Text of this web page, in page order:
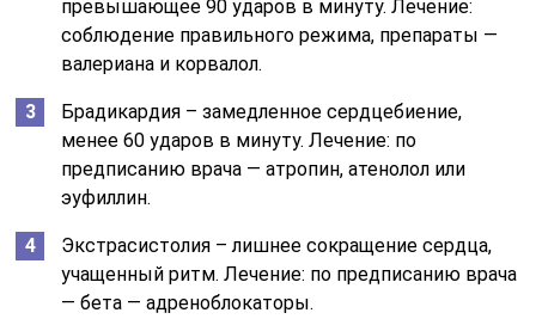
превышающее 90 ударов в минуту. Лечение:
соблюдение правильного режима, препараты —
валериана и корвалол.
Брадикардия – замедленное сердцебиение,
менее 60 ударов в минуту. Лечение: по
предписанию врача — атропин, атенолол или
эуфиллин.
Экстрасистолия – лишнее сокращение сердца,
учащенный ритм. Лечение: по предписанию врача
— бета — адреноблокаторы.